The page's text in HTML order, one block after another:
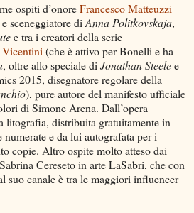
ospiti d’onoreFrancesco Matteuzzi
e sceneggiatore di Anna Politkovskaja,
e tra i creatori della serie
(che è attivo per Bonelli e ha
, oltre allo speciale di Jonathan Steelee
2015, disegnatore regolare della
), pure autore del manifesto ufficiale
di Simone Arena. Dall’opera
litografia, distribuita gratuitamente in
e da lui autografata per i
copie. Altro ospite molto atteso dai
Cereseto in arte LaSabri, che con
canale è tra le maggiori influencer